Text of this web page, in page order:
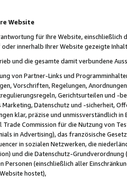
Website
für Ihre Website,
innerhalb Ihrer Website gezeigte
und die gesamte damit verbundene
von Partner-Links und
Vorschriften, Regelungen,
Gerichtsurteilen und -
Datenschutz und -sicherheit,
klar, präzise und unmissverständlich
Trade Commission für die Nutzung von
in Advertising), das französische
in sozialen Netzwerken, die
und die Datenschutz-
Personen (einschließlich aller
hostet),